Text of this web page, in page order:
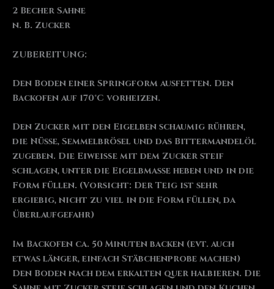
2 Becher Sahne
n. B. Zucker
ZUBEREITUNG:
Den Boden einer Springform ausfetten. Den
Backofen auf 170°C vorheizen.
Den Zucker mit den Eigelben schaumig rühren,
die Nüsse, Semmelbrösel und das Bittermandelöl
zugeben. Die Eiweiße mit dem Zucker steif
schlagen, unter die Eigelbmasse heben und in die
Form füllen. (Vorsicht: Der Teig ist sehr
ergiebig, nicht zu viel in die Form füllen, da
Überlaufgefahr)
Im Backofen ca. 50 Minuten backen (evt. auch
etwas länger, einfach Stäbchenprobe machen)
Den Boden nach dem erkalten quer halbieren. Die